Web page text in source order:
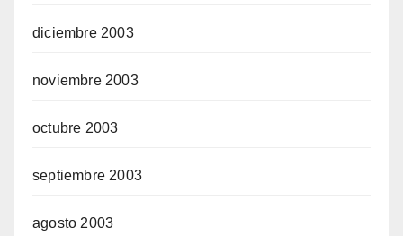
diciembre 2003
noviembre 2003
octubre 2003
septiembre 2003
agosto 2003